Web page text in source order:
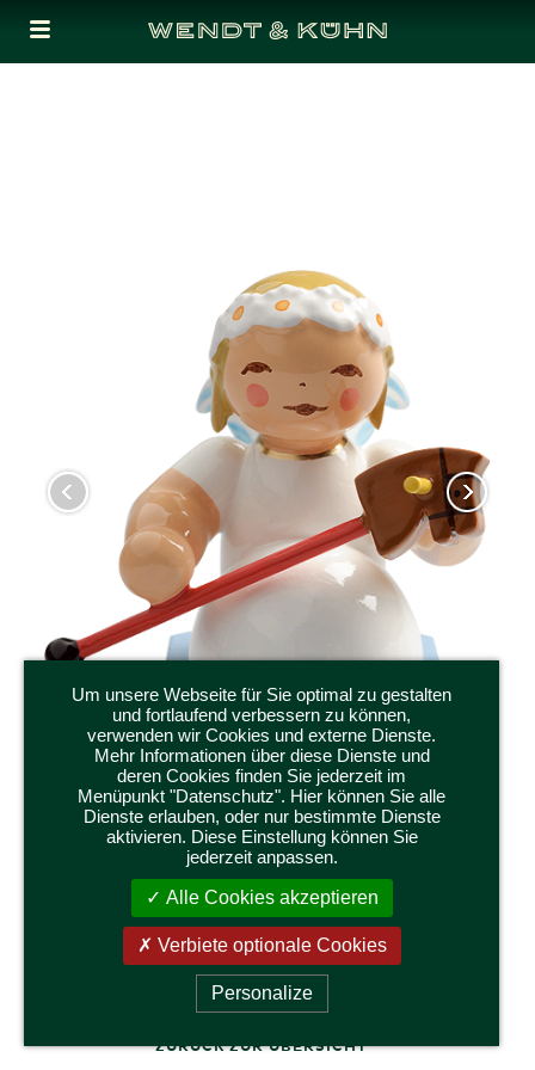
634/70/31
MARGERITENENGEL, SITZEND, MIT
STECKENPFERD
Höhe 4 cm
ZURÜCK ZUR ÜBERSICHT
Um unsere Webseite für Sie optimal zu gestalten
und fortlaufend verbessern zu können,
verwenden wir Cookies und externe Dienste.
Mehr Informationen über diese Dienste und
deren Cookies finden Sie jederzeit im
Menüpunkt "Datenschutz". Hier können Sie alle
Dienste erlauben, oder nur bestimmte Dienste
aktivieren. Diese Einstellung können Sie
jederzeit anpassen.
Alle Cookies akzeptieren
Verbiete optionale Cookies
Personalize